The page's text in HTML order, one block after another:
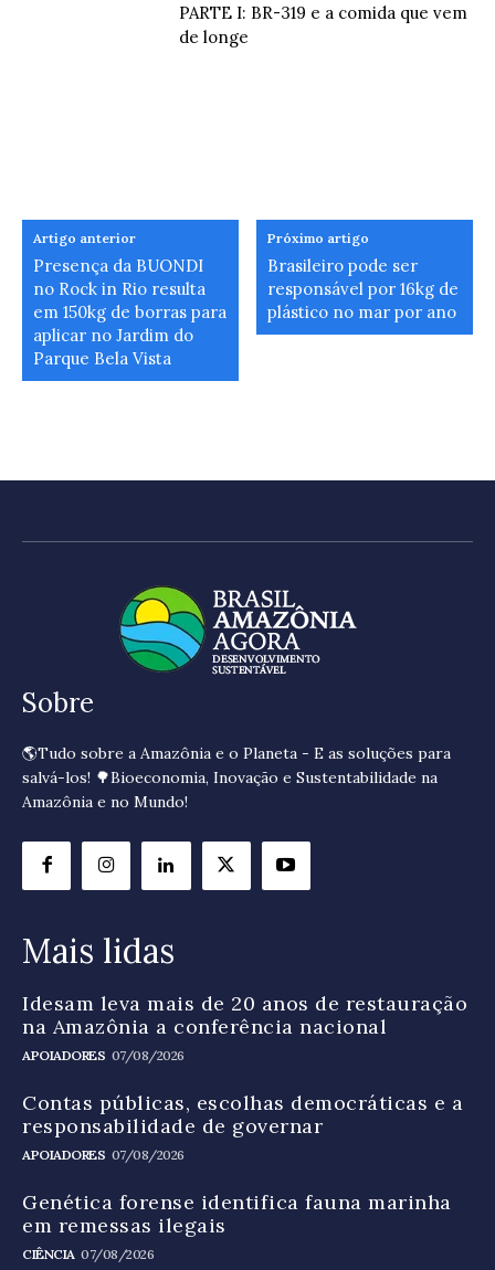
PARTE I: BR-319 e a comida que vem
de longe
Artigo anterior
Presença da BUONDI
no Rock in Rio resulta
em 150kg de borras para
aplicar no Jardim do
Parque Bela Vista
Próximo artigo
Brasileiro pode ser
responsável por 16kg de
plástico no mar por ano
Sobre
🌎Tudo sobre a Amazônia e o Planeta - E as soluções para
salvá-los! 🌳Bioeconomia, Inovação e Sustentabilidade na
Amazônia e no Mundo!
Mais lidas
Idesam leva mais de 20 anos de restauração
na Amazônia a conferência nacional
APOIADORES 07/08/2026
Contas públicas, escolhas democráticas e a
responsabilidade de governar
APOIADORES 07/08/2026
Genética forense identifica fauna marinha
em remessas ilegais
CIÊNCIA 07/08/2026